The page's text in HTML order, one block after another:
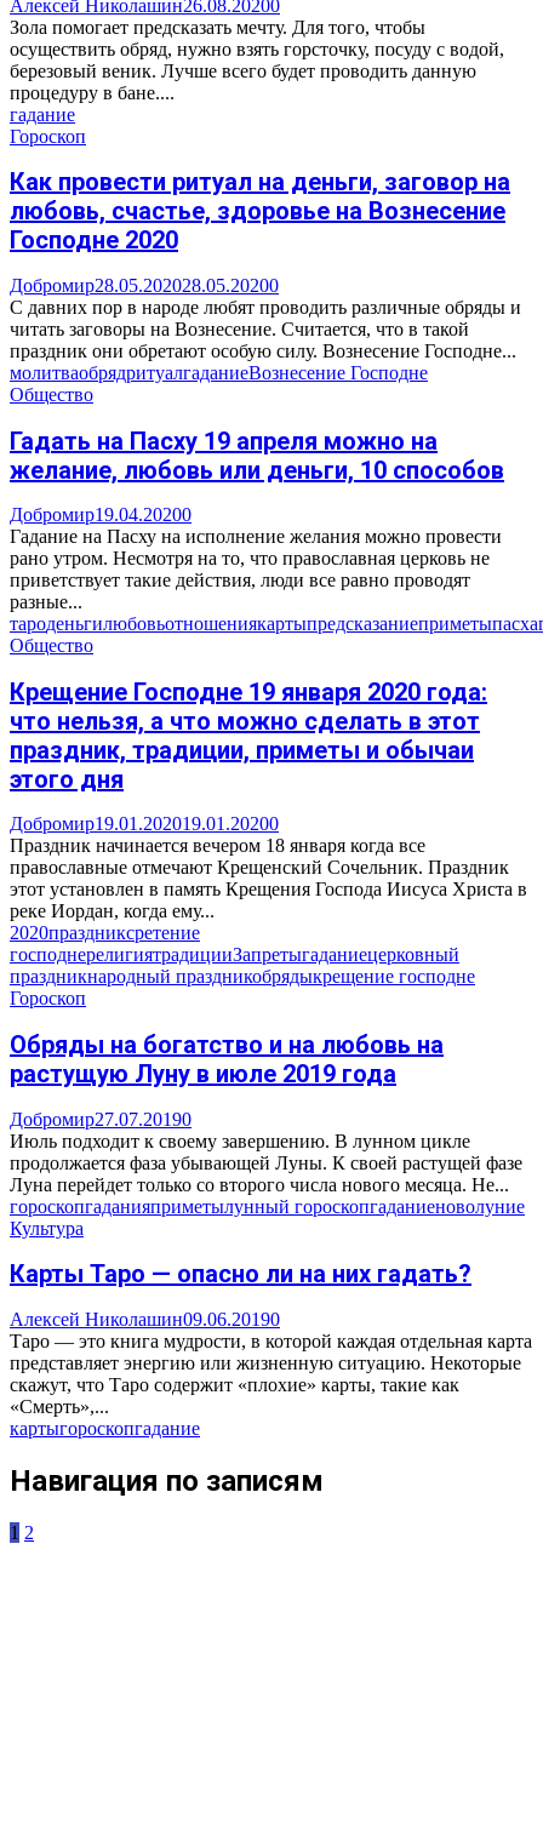
Алексей Николашин26.08.20200
Зола помогает предсказать мечту. Для того, чтобы
осуществить обряд, нужно взять горсточку, посуду с водой,
березовый веник. Лучше всего будет проводить данную
процедуру в бане....
гадание
Гороскоп
Как провести ритуал на деньги, заговор на
любовь, счастье, здоровье на Вознесение
Господне 2020
Добромир28.05.202028.05.20200
С давних пор в народе любят проводить различные обряды и
читать заговоры на Вознесение. Считается, что в такой
праздник они обретают особую силу. Вознесение Господне...
молитваобрядритуалгаданиеВознесение Господне
Общество
Гадать на Пасху 19 апреля можно на
желание, любовь или деньги, 10 способов
Добромир19.04.20200
Гадание на Пасху на исполнение желания можно провести
рано утром. Несмотря на то, что православная церковь не
приветствует такие действия, люди все равно проводят
разные...
тароденьгилюбовьотношениякартыпредсказаниеприметыпасха
Общество
Крещение Господне 19 января 2020 года:
что нельзя, а что можно сделать в этот
праздник, традиции, приметы и обычаи
этого дня
Добромир19.01.202019.01.20200
Праздник начинается вечером 18 января когда все
православные отмечают Крещенский Сочельник. Праздник
этот установлен в память Крещения Господа Иисуса Христа в
реке Иордан, когда ему...
2020праздниксретение
господнерелигиятрадицииЗапретыгаданиецерковный
праздникнародный праздникобрядыкрещение господне
Гороскоп
Обряды на богатство и на любовь на
растущую Луну в июле 2019 года
Добромир27.07.20190
Июль подходит к своему завершению. В лунном цикле
продолжается фаза убывающей Луны. К своей растущей фазе
Луна перейдет только со второго числа нового месяца. Не...
гороскопгаданияприметылунный гороскопгаданиеноволуние
Культура
Карты Таро — опасно ли на них гадать?
Алексей Николашин09.06.20190
Таро — это книга мудрости, в которой каждая отдельная карта
представляет энергию или жизненную ситуацию. Некоторые
скажут, что Таро содержит «плохие» карты, такие как
«Смерть»,...
картыгороскопгадание
Навигация по записям
1 2